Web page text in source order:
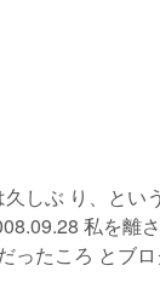
しぶ り、とい
私を離
ったころ とブ